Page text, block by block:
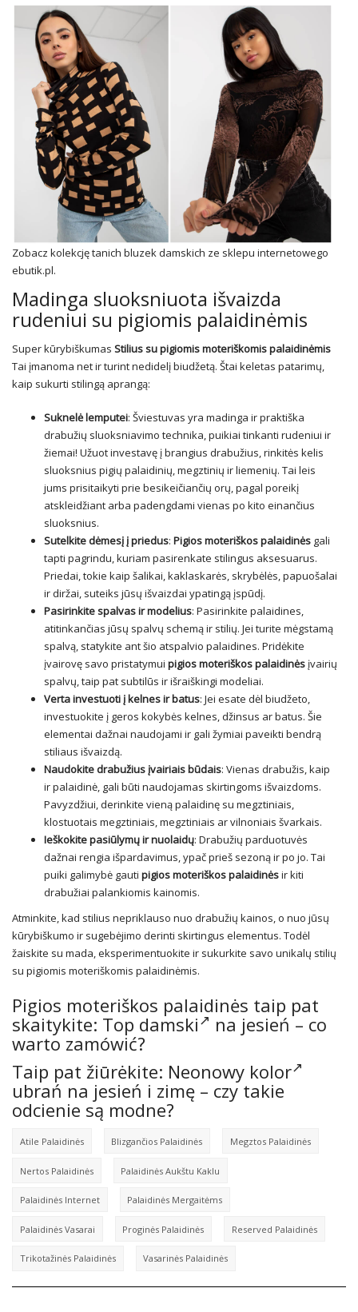
Zobacz kolekcję tanich bluzek damskich ze sklepu internetowego
ebutik.pl.
Madinga sluoksniuota išvaizda
rudeniui su pigiomis palaidinėmis
Super kūrybiškumas Stilius su pigiomis moteriškomis palaidinėmis
Tai įmanoma net ir turint nedidelį biudžetą. Štai keletas patarimų,
kaip sukurti stilingą aprangą:
Suknelė lemputei: Šviestuvas yra madinga ir praktiška
drabužių sluoksniavimo technika, puikiai tinkanti rudeniui ir
žiemai! Užuot investavę į brangius drabužius, rinkitės kelis
sluoksnius pigių palaidinių, megztinių ir liemenių. Tai leis
jums prisitaikyti prie besikeičiančių orų, pagal poreikį
atskleidžiant arba padengdami vienas po kito einančius
sluoksnius.
Sutelkite dėmesį į priedus: Pigios moteriškos palaidinės gali
tapti pagrindu, kuriam pasirenkate stilingus aksesuarus.
Priedai, tokie kaip šalikai, kaklaskarės, skrybėlės, papuošalai
ir diržai, suteiks jūsų išvaizdai ypatingą įspūdį.
Pasirinkite spalvas ir modelius: Pasirinkite palaidines,
atitinkančias jūsų spalvų schemą ir stilių. Jei turite mėgstamą
spalvą, statykite ant šio atspalvio palaidines. Pridėkite
įvairovę savo pristatymui pigios moteriškos palaidinės įvairių
spalvų, taip pat subtilūs ir išraiškingi modeliai.
Verta investuoti į kelnes ir batus: Jei esate dėl biudžeto,
investuokite į geros kokybės kelnes, džinsus ar batus. Šie
elementai dažnai naudojami ir gali žymiai paveikti bendrą
stiliaus išvaizdą.
Naudokite drabužius įvairiais būdais: Vienas drabužis, kaip
ir palaidinė, gali būti naudojamas skirtingoms išvaizdoms.
Pavyzdžiui, derinkite vieną palaidinę su megztiniais,
klostuotais megztiniais, megztiniais ar vilnoniais švarkais.
Ieškokite pasiūlymų ir nuolaidų: Drabužių parduotuvės
dažnai rengia išpardavimus, ypač prieš sezoną ir po jo. Tai
puiki galimybė gauti pigios moteriškos palaidinėsir kiti
drabužiai palankiomis kainomis.
Atminkite, kad stilius nepriklauso nuo drabužių kainos, o nuo jūsų
kūrybiškumo ir sugebėjimo derinti skirtingus elementus. Todėl
žaiskite su mada, eksperimentuokite ir sukurkite savo unikalų stilių
su pigiomis moteriškomis palaidinėmis.
Pigios moteriškos palaidinės taip pat
skaitykite: Top damski
na jesień – co
warto zamówić?
Taip pat žiūrėkite: Neonowy kolor
ubrań na jesień i zimę – czy takie
odcienie są modne?
Atile Palaidinės Blizgančios Palaidinės Megztos Palaidinės
Nertos Palaidinės Palaidinės Aukštu Kaklu
Palaidinės Internet Palaidinės Mergaitėms
Palaidinės Vasarai Proginės Palaidinės Reserved Palaidinės
Trikotažinės Palaidinės Vasarinės Palaidinės